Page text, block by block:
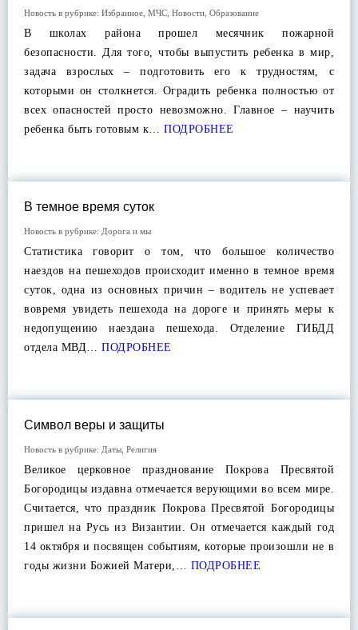
Новость в рубрике: Избранное МЧС Новости Образование
В школах района прошел месячник пожарной
безопасности. Для того, чтобы выпустить ребенка в мир,
задача взрослых – подготовить его к трудностям, с
которыми он столкнется. Оградить ребенка полностью от
всех опасностей просто невозможно. Главное – научить
ребенка быть готовым к… ПОДРОБНЕЕ
В темное время суток
Новость в рубрике: Дорога и мы
Статистика говорит о том, что большое количество
наездов на пешеходов происходит именно в темное время
суток, одна из основных причин – водитель не успевает
вовремя увидеть пешехода на дороге и принять меры к
недопущению наездана пешехода. Отделение ГИБДД
отдела МВД… ПОДРОБНЕЕ
Символ веры и защиты
Новость в рубрике: Даты Религия
Великое церковное празднование Покрова Пресвятой
Богородицы издавна отмечается верующими во всем мире.
Считается, что праздник Покрова Пресвятой Богородицы
пришел на Русь из Византии. Он отмечается каждый год
14 октября и посвящен событиям, которые произошли не в
годы жизни Божией Матери,… ПОДРОБНЕЕ